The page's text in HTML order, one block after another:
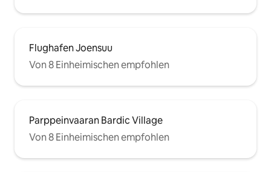
Flughafen Joensuu
Von 8 Einheimischen empfohlen
Parppeinvaaran Bardic Village
Von 8 Einheimischen empfohlen